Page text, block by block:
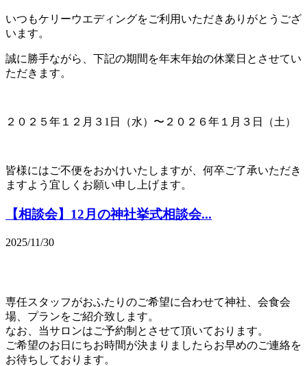
いつもケリーウエディングをご利用いただきありがとうござ
います。
誠に勝手ながら、下記の期間を年末年始の休業日とさせてい
ただきます。
２０２５年１２月３1日（水）〜２０２６年１月３日（土）
皆様にはご不便をおかけいたしますが、何卒ご了承いただき
ますよう宜しくお願い申し上げます。
【相談会】12月の神社挙式相談会...
2025/11/30
専任スタッフがおふたりのご希望に合わせて神社、会食会
場、プランをご紹介致します。
なお、当サロンはご予約制とさせて頂いております。
ご希望のお日にちお時間が決まりましたらお早めのご連絡を
お待ちしております。